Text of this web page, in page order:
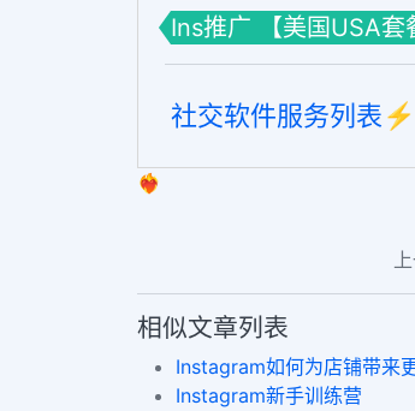
Ins推广 【美国USA套
社交软件服务列表
❤️‍🔥
相似文章列表
Instagram如何为店铺带来
Instagram新手训练营